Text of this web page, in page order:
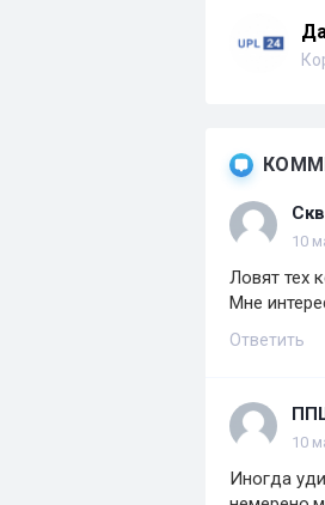
10
Ловят тех
Мне
Ответить
10
Иногда